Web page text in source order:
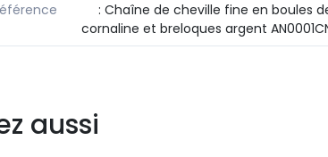
: Chaîne de cheville fine en boules
cornaline et breloques argent
aussi